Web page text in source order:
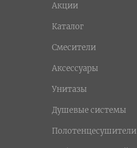
Акции
Каталог
Смесители
Аксессуары
Унитазы
Душевые системы
Полотенцесушители